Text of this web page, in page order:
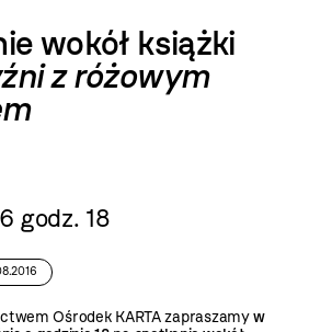
wokół książki
z różowym
godz. 18
Ośrodek KARTA zapraszamyw